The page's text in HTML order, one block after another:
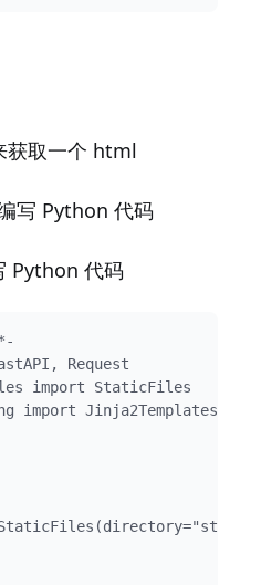
获取一个 html
写 Python 代码
Python 代码
Request
import StaticFiles
import Jinja2Templates